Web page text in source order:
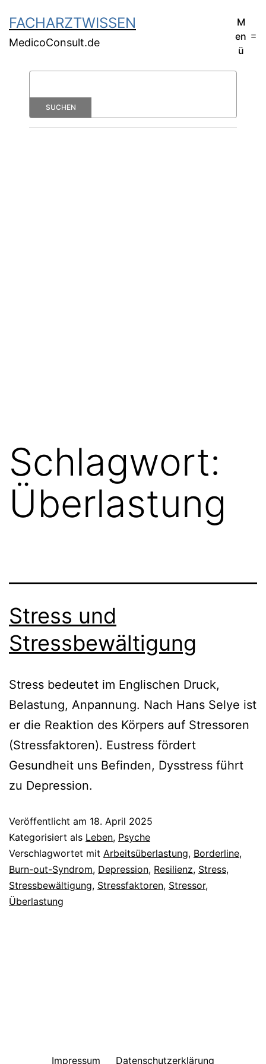
FACHARZTWISSEN
MedicoConsult.de
M
en
ü
Schlagwort:
Überlastung
Stress und
Stressbewältigung
Stress bedeutet im Englischen Druck,
Belastung, Anpannung. Nach Hans Selye ist
er die Reaktion des Körpers auf Stressoren
(Stressfaktoren). Eustress fördert
Gesundheit uns Befinden, Dysstress führt
zu Depression.
Veröffentlicht am 18. April 2025
Kategorisiert als Leben, Psyche
Verschlagwortet mit Arbeitsüberlastung, Borderline,
Burn-out-Syndrom, Depression, Resilienz, Stress,
Stressbewältigung, Stressfaktoren, Stressor,
Überlastung
Impressum Datenschutzerklärung